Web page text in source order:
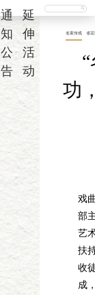
通
知
公
告
延
伸
活
动
名家传戏 省花
功
戏
部
艺
扶
收
成